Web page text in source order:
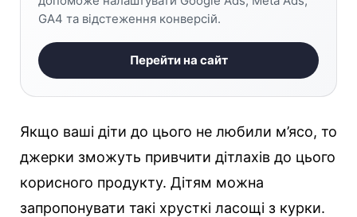
GA4 та відстеження конверсій.
Перейти на сайт
Якщо ваші діти до цього не любили м’ясо, то
джерки зможуть привчити дітлахів до цього
корисного продукту. Дітям можна
запропонувати такі хрусткі ласощі з курки.